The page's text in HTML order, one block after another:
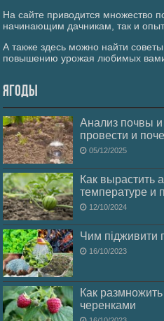
На сайте приводится множество
начинающим дачникам, так и
А также здесь можно найти
повышению урожая любимых
Ягоды
Анализ почвы и
провести и
05/12/2025
Как вырастить
температуре и
12/10/2024
Чим підживити
16/10/2023
Как
черенками